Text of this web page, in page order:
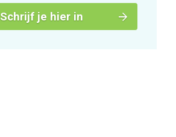
Schrijf je hier in